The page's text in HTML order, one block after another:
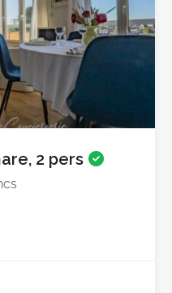
2 pers